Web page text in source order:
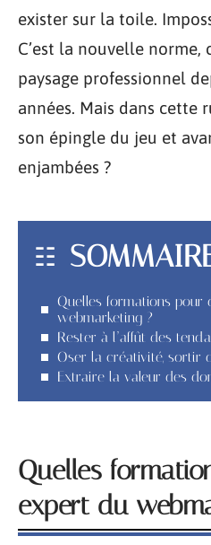
exister sur la toile.
C’est la nouvelle
paysage professionnel
années. Mais dans cette
son épingle du jeu et
enjambées ?
Quelles formations pour
webmarketing ?
Rester à l’affût des
Oser la créativité, sortir
Extraire la valeur des
Quelles
expert du